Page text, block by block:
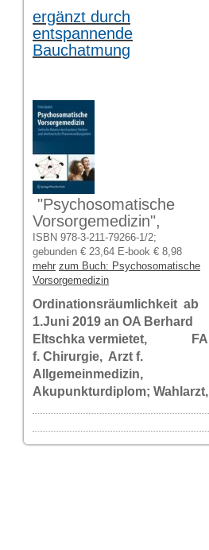
ergänzt durch
entspannende
Bauchatmung
"Psychosomatische
Vorsorgemedizin",
ISBN 978-3-211-79266-1/2;
gebunden € 23,64 E-book € 8,98
mehr zum Buch: Psychosomatische
Vorsorgemedizin
Ordinationsräumlichkeit ab
1.Juni 2019 an OA Berhard
Eltschka vermietet, FA
f. Chirurgie, Arzt f.
Allgemeinmedizin,
Akupunkturdiplom; Wahlarzt,